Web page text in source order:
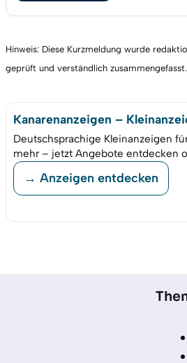
Hinweis: Diese Kurzmeldung wurde
geprüft und verständlich zusammengefasst.
Kanarenanzeigen –
Deutschsprachige Kleinanzeigen
mehr – jetzt Angebote entdecken
→ Anzeigen entdecken